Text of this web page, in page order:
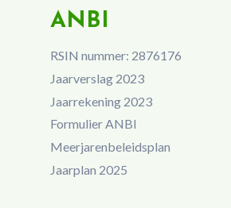
ANBI
RSIN nummer: 2876176
Jaarverslag 2023
Jaarrekening 2023
Formulier ANBI
Meerjarenbeleidsplan
Jaarplan 2025